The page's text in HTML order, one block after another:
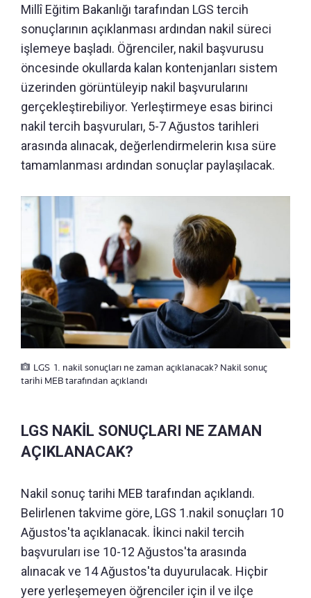
Millî Eğitim Bakanlığı tarafından LGS tercih
sonuçlarının açıklanması ardından nakil süreci
işlemeye başladı. Öğrenciler, nakil başvurusu
öncesinde okullarda kalan kontenjanları sistem
üzerinden görüntüleyip nakil başvurularını
gerçekleştirebiliyor. Yerleştirmeye esas birinci
nakil tercih başvuruları, 5-7 Ağustos tarihleri
arasında alınacak, değerlendirmelerin kısa süre
tamamlanması ardından sonuçlar paylaşılacak.
LGS 1. nakil sonuçları ne zaman açıklanacak? Nakil sonuç
tarihi MEB tarafından açıklandı
LGS NAKİL SONUÇLARI NE ZAMAN
AÇIKLANACAK?
Nakil sonuç tarihi MEB tarafından açıklandı.
Belirlenen takvime göre, LGS 1.nakil sonuçları 10
Ağustos'ta açıklanacak. İkinci nakil tercih
başvuruları ise 10-12 Ağustos'ta arasında
alınacak ve 14 Ağustos'ta duyurulacak. Hiçbir
yere yerleşemeyen öğrenciler için il ve ilçe